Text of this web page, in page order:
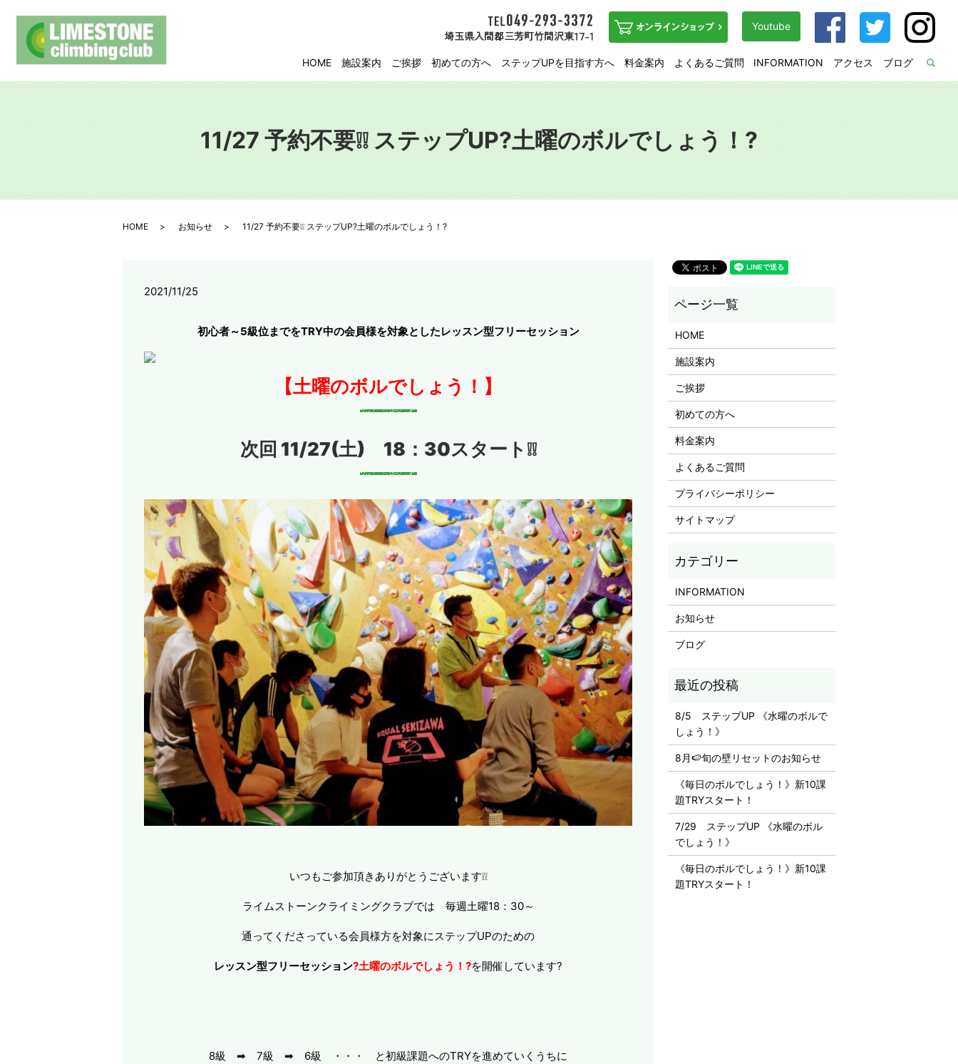
HOME 施設案内 ご挨拶 初めての方へ ステップUPを目指す方へ 料金案内 よくあるご質問 INFORMATION アクセス ブログ
Youtube
11/27 予約不要❕❕ ステップUP?土曜のボルでしょう！?
HOME お知らせ 11/27 予約不要❕❕ ステップUP?土曜のボルでしょう！?
2021/11/25
初心者～5級位までをTRY中の会員様を対象としたレッスン型フリーセッション
【土曜のボルでしょう！】
次回 11/27(土) 18：30スタート❕❕
いつもご参加頂きありがとうございます❕❕
ライムストーンクライミングクラブでは 毎週土曜18：30～
通ってくださっている会員様方を対象にステップUPのための
レッスン型フリーセッション?土曜のボルでしょう！?を開催しています?
8級 ➡ 7級 ➡ 6級 ・・・ と初級課題へのTRYを進めていくうちに
HOME
施設案内
ご挨拶
初めての方へ
料金案内
よくあるご質問
プライバシーポリシー
サイトマップ
INFORMATION
お知らせ
ブログ
8/5 ステップUP 《水曜のボルで
しょう！》
8月🍉旬の壁リセットのお知らせ
《毎日のボルでしょう！》新10課
題TRYスタート！
7/29 ステップUP 《水曜のボル
でしょう！》
《毎日のボルでしょう！》新10課
題TRYスタート！